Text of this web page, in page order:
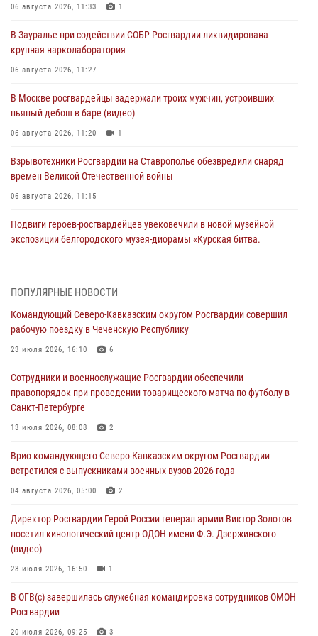
06 августа 2026, 11:33 1
В Зауралье при содействии СОБР Росгвардии ликвидирована
крупная нарколаборатория
06 августа 2026, 11:27
В Москве росгвардейцы задержали троих мужчин, устроивших
пьяный дебош в баре (видео)
06 августа 2026, 11:20 1
Взрывотехники Росгвардии на Ставрополье обезвредили снаряд
времен Великой Отечественной войны
06 августа 2026, 11:15
Подвиги героев‑росгвардейцев увековечили в новой музейной
экспозиции белгородского музея‑диорамы «Курская битва.
матче в Москве обеспечила Росгвардия (видео)
06 августа 2026, 10:13
задержаны в Дагестане при силовой поддержке Росгвардии
06 августа 2026, 09:00
В Югре при силовой поддержке ОМОН Росгвардии задержаны
06 августа 2026, 08:56 2
Офицер СОБР Росгвардии выступил на окружном юнармейском
06 августа 2026, 08:27
ПОПУЛЯРНЫЕ НОВОСТИ
Командующий Северо-Кавказским округом Росгвардии совершил
рабочую поездку в Чеченскую Республику
23 июля 2026, 16:10 6
Сотрудники и военнослужащие Росгвардии обеспечили
правопорядок при проведении товарищеского матча по футболу в
Санкт-Петербурге
13 июля 2026, 08:08 2
Врио командующего Северо-Кавказским округом Росгвардии
встретился с выпускниками военных вузов 2026 года
04 августа 2026, 05:00 2
Директор Росгвардии Герой России генерал армии Виктор Золотов
посетил кинологический центр ОДОН имени Ф.Э. Дзержинского
(видео)
28 июля 2026, 16:50 1
В ОГВ(с) завершилась служебная командировка сотрудников ОМОН
Росгвардии
20 июля 2026, 09:25 3